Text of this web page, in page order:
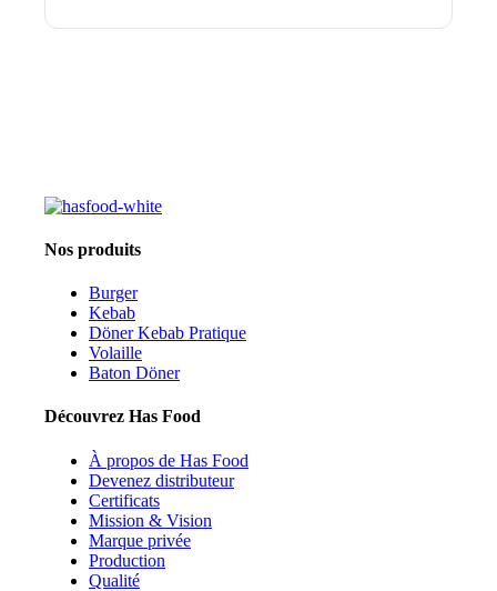
Nos produits
Burger
Kebab
Döner Kebab Pratique
Volaille
Baton Döner
Découvrez Has Food
À propos de Has Food
Devenez distributeur
Certificats
Mission & Vision
Marque privée
Production
Qualité